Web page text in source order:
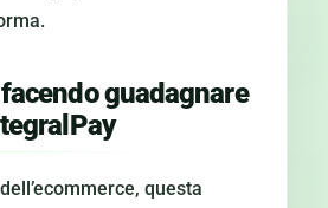
guadagnare
questa